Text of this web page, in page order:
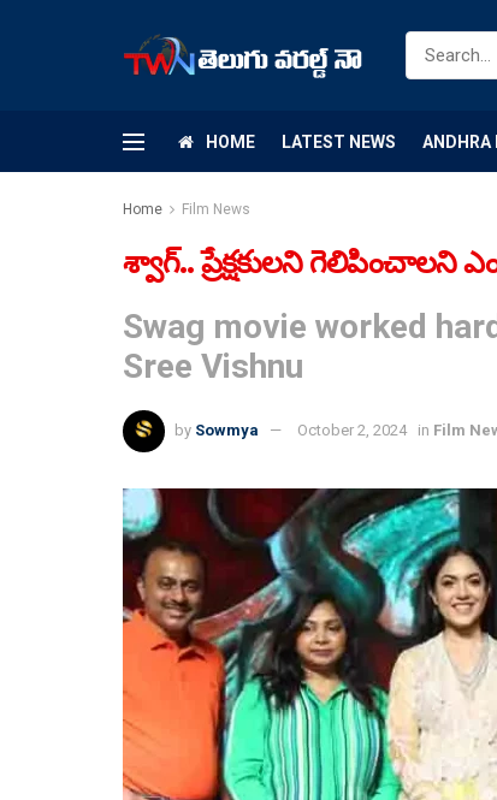
HOME LATEST NEWS ANDHRA
Home Film News
శ్వాగ్.. ప్రేక్షకులని గెలిపించాలని
Swag movie worked
Sree Vishnu
by Sowmya October 2, 2024 in Film